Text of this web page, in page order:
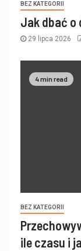
BEZ KATEGORII
Jak dbać o
29 lipca 2026
4 min read
BEZ KATEGORII
ile czasu i